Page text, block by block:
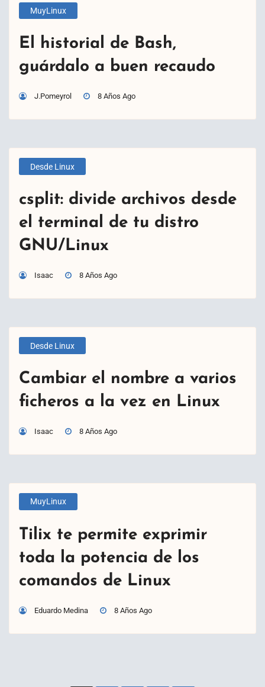
MuyLinux
El historial de Bash,
guárdalo a buen recaudo
J.Pomeyrol 8 Años Ago
Desde Linux
csplit: divide archivos desde
el terminal de tu distro
GNU/Linux
Isaac 8 Años Ago
Desde Linux
Cambiar el nombre a varios
ficheros a la vez en Linux
Isaac 8 Años Ago
MuyLinux
Tilix te permite exprimir
toda la potencia de los
comandos de Linux
Eduardo Medina 8 Años Ago